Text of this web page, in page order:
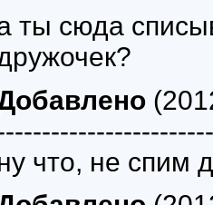
ты сюда
что, не спим